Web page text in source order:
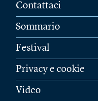
Contattaci
Sommario
Festival
Privacy e cookie
Video